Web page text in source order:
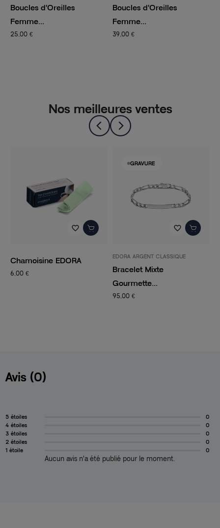
Boucles d'Oreilles
Femme...
25,00 €
Boucles d'Oreilles
Femme...
39,00 €
Nos meilleures ventes
favorite_border
Chamoisine EDORA
6,00 €
GRAVURE
favorite_border
EDORA ARGENT CLASSIQUE
Bracelet Mixte
Gourmette...
95,00 €
Avis (0)
5 étoiles
0
4 étoiles
0
3 étoiles
0
2 étoiles
0
1 étoile
0
Aucun avis n'a été publié pour le moment.